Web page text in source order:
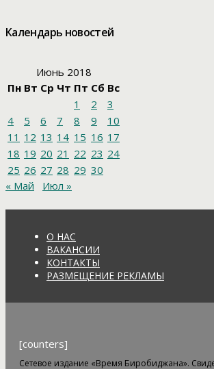
Календарь новостей
Июнь 2018
Пн Вт Ср Чт Пт Сб Вс
1
2
3
4
5 6 7 8 9
10
11 12 13 14 15 16 17
18 19 20 21 22 23 24
25 26 27 28 29 30
« Май
Июл »
О НАС
ВАКАНСИИ
КОНТАКТЫ
РАЗМЕЩЕНИЕ РЕКЛАМЫ
[counters]
Сетевое издание «Время Биробиджана».